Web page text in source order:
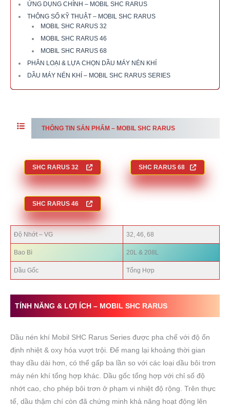
ỨNG DỤNG CHÍNH – MOBIL SHC RARUS
THÔNG SỐ KỸ THUẬT – MOBIL SHC RARUS
MOBIL SHC RARUS 32
MOBIL SHC RARUS 46
MOBIL SHC RARUS 68
PHÂN LOẠI & LỰA CHỌN DẦU MÁY NÉN KHÍ
DẦU MÁY NÉN KHÍ – MOBIL SHC RARUS SERIES
THÔNG TIN SẢN PHẨM – MOBIL SHC RARUS
SHC RARUS 32 SHC RARUS 68
SHC RARUS 46
Độ Nhớt – VG 32, 46, 68
Bao Bì 20L & 208L
Dầu Gốc Tổng Hợp
TÍNH NĂNG & LỢI ÍCH – MOBILSHC RARUS
Dầu nén khí Mobil SHC Rarus Series được pha chế với độ ổn
định nhiệt & oxy hóa vượt trội. Để mang lại khoảng thời gian
thay dầu dài hơn, có thể gấp ba lần so với các loại dầu bôi trơn
máy nén khí tổng hợp khác. Dầu gốc tổng hợp với chỉ số độ
nhớt cao, cho phép bôi trơn ở phạm vi nhiệt độ rộng. Trên thực
tế, dầu thậm chí còn đã chứng minh khả năng hoạt động lên